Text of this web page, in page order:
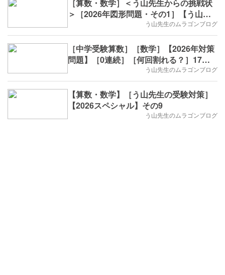
［算数・数学］＜う山先生からの挑戦状
＞［2026年図形問題・その1］【う山先
う山先生のムラゴンブログ
［中学受験算数］［数学］【2026年対策
問題】［0連続］［何回割れる？］17回
う山先生のムラゴンブログ
【算数・数学】［う山先生の受験対策］
【2026スペシャル】その9
う山先生のムラゴンブログ